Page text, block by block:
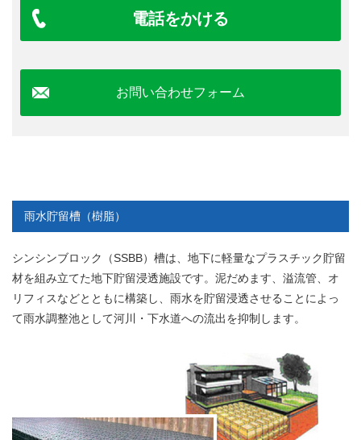
電話をかける
お問い合わせフォーム
雨水貯留槽（樹脂）
シンシンブロック（SSBB）槽は、地下に軽量なプラスチック貯留
材を組み立てた地下貯留浸透施設です。泥だめます、溢流管、オ
リフィスなどとともに構築し、雨水を貯留浸透させることによっ
て雨水調整池として河川・下水道への流出を抑制します。